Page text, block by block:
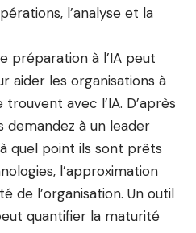
l’analyse et la
préparation à l’IA peut
aider les organisations à
avec l’IA. D’après
demandez à un leader
quel point ils sont prêts
l’approximation
de l’organisation. Un outil
quantifier la maturité